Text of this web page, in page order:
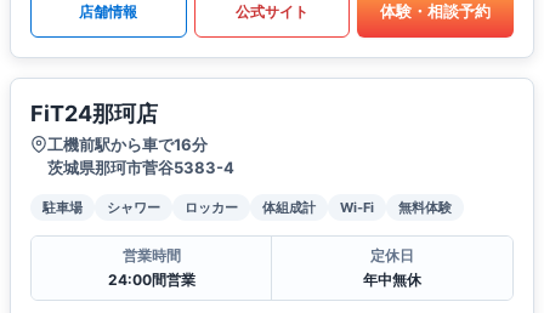
店舗情報 公式サイト 体験・相談予約
FiT24那珂店
工機前駅から車で16分
茨城県那珂市菅谷5383-4
駐車場 シャワー ロッカー 体組成計 Wi-Fi 無料体験
営業時間
24:00間営業
定休日
年中無休